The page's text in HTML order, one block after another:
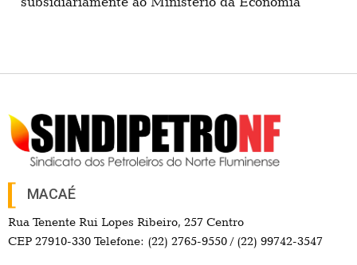
MACAÉ
Rua Tenente Rui Lopes Ribeiro, 257 Centro
CEP 27910-330 Telefone: (22) 2765-9550 / (22) 99742-3547